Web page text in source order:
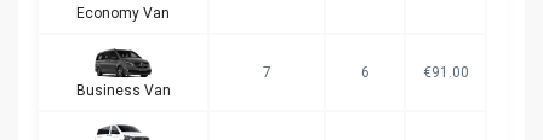
Economy Van
Business Van
7 6 €91.00